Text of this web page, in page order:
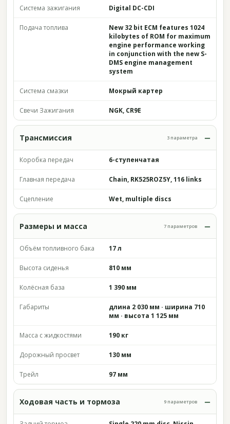
Система зажигания Digital DC-CDI
Подача топлива
New 32 bit ECM features 1024
kilobytes of ROM for maximum
engine performance working
in conjunction with the new S-
DMS engine management
system
Система смазки Мокрый картер
Свечи Зажигания NGK, CR9E
Трансмиссия 3 параметра
Коробка передач 6-ступенчатая
Главная передача Chain, RK525ROZ5Y, 116 links
Сцепление Wet, multiple discs
Размеры и масса 7 параметров
Объём топливного бака 17 л
Высота сиденья 810 мм
Колёсная база 1 390 мм
Габариты
длина 2 030 мм · ширина 710
мм · высота 1 125 мм
Масса с жидкостями 190 кг
Дорожный просвет 130 мм
Трейл 97 мм
Ходовая часть и тормоза 9 параметров